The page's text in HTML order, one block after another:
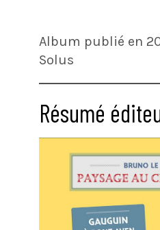
Album publié en
Solus
Résumé